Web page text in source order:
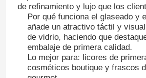
de refinamiento y lujo que los
Por qué funciona el glaseado y
añade un atractivo táctil y
de vidrio, haciendo que
embalaje de primera calidad.
Lo mejor para: licores de
cosméticos boutique y frascos